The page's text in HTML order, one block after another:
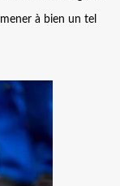
à bien un tel